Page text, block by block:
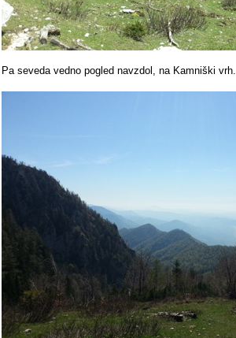
Pa seveda vedno pogled navzdol, na Kamniški vrh.